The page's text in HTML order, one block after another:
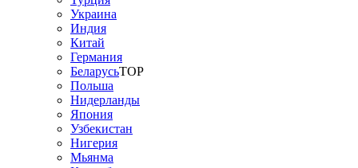
Украина
Индия
Китай
Германия
БеларусьTOP
Польша
Нидерланды
Япония
Узбекистан
Нигерия
Мьянма